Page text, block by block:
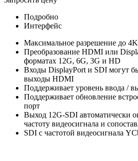
Подробно
Интерфейс
Максимальное разрешение до
Преобразование HDMI или
форматах 12G, 6G, 3G и HD
Входы DisplayPort и SDI могут
выходы HDMI
Поддерживает уровень ввода /
Поддерживает обновление
порт
Выход 12G-SDI автоматически
частоту видеосигнала и
SDI с частотой видеосигнала